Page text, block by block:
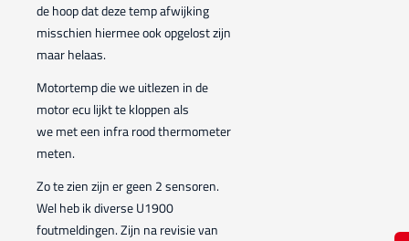
de hoop dat deze temp afwijking
misschien hiermee ook opgelost zijn
maar helaas.
Motortemp die we uitlezen in de
motor ecu lijkt te kloppen als
we met een infra rood thermometer
meten.
Zo te zien zijn er geen 2 sensoren.
Wel heb ik diverse U1900
foutmeldingen. Zijn na revisie van